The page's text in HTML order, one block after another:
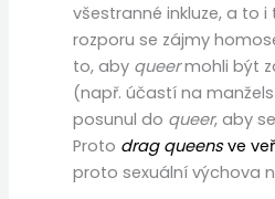
všestranné inkluze, a to i
rozporu se zájmy
to, aby queermohli být
(např. účastí na
posunul do queer, aby se
Proto drag queensve
proto sexuální výchova